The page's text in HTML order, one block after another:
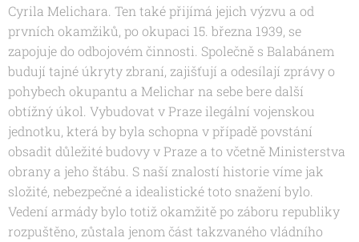
Cyrila Melichara. Ten také přijímá jejich výzvu a od
prvních okamžiků, po okupaci 15. března 1939, se
zapojuje do odbojovém činnosti. Společně s Balabánem
budují tajné úkryty zbraní, zajišťují a odesílají zprávy o
pohybech okupantu a Melichar na sebe bere další
obtížný úkol. Vybudovat v Praze ilegální vojenskou
jednotku, která by byla schopna v případě povstání
obsadit důležité budovy v Praze a to včetně Ministerstva
obrany a jeho štábu. S naší znalostí historie víme jak
složité, nebezpečné a idealistické toto snažení bylo.
Vedení armády bylo totiž okamžitě po záboru republiky
rozpuštěno, zůstala jenom část takzvaného vládního